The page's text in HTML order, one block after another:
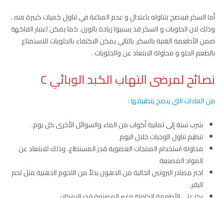
أما السكر فينصح بتناوله باعتدال و عدم المباغة في تناول كميات كبيرة منه .
وذلك لان الحلويات و السكر قد يسببوا زيادة بالوزن. كما يمكن اعتبار الفاكهة
ضمن الأطعمة الغنية بالسكر، بالتالي يمكن الاكتفاء بالحلويات للاستمتاع
بالطعم الحلو و محاولة الابتعاد عن والحلويات .
نصائح لمرضى التهاب الكبد الوبائي C
من العادات التي ينصح بتطبيقها :
شرب ستة إلى ثمانية أكواب من الماء والسوائل الأخرى كل يوم.
تنظيم تناول الوجبات خلال اليوم
محاولة استخدام المنتجات العضوية قدر المستطاع. وذلك للابتعاد عن
المواد المصنعة
اختر مصادر البروتين الخالية من الدهون بدلاً من اللحوم الدهنية مثل لحم
البقر.